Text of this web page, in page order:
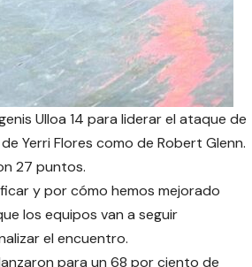
Ulloa 14 para liderar el ataque de
Yerri Flores como de Robert Glenn.
27 puntos.
y por cómo hemos mejorado
los equipos van a seguir
el encuentro.
para un 68 por ciento de